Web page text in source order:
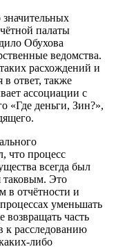
палаты
Обухова
ведомства.
расхождений и
ответ, также
ассоциации с
«Где деньги, Зин?»,
что процесс
всегда был
таковым. Это
в отчётности и
уменьшать
часть
к расследованию
либо